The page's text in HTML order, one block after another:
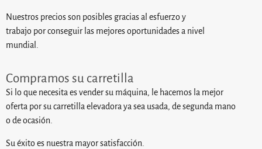
Nuestros precios son posibles gracias al esfuerzo y
trabajo por conseguir las mejores oportunidades a nivel
mundial.
Compramos su carretilla
Si lo que necesita es vender su máquina, le hacemos la mejor
oferta por su carretilla elevadora ya sea usada, de segunda mano
o de ocasión.
Su éxito es nuestra mayor satisfacción.